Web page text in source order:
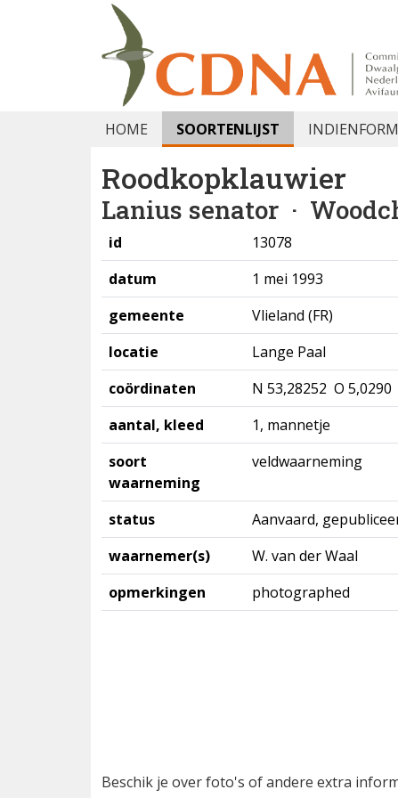
HOME SOORTENLIJST
Roodkopklauwier
Lanius senator ·
id
13078
datum
1 mei 1993
gemeente
Vlieland (FR)
locatie
Lange Paal
coördinaten
N 53,28252 O 5,0290
aantal, kleed
1, mannetje
soort
waarneming
veldwaarneming
status
Aanvaard,
waarnemer(s)
W. van der Waal
opmerkingen
photographed
Beschik je over foto's of andere extra